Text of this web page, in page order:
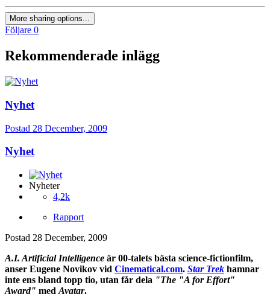
More sharing options...
Följare 0
Rekommenderade inlägg
Nyhet
Postad 28 December, 2009
Nyhet
Nyheter
4,2k
Rapport
Postad 28 December, 2009
A.I. Artificial Intelligence är 00-talets bästa science-fictionfilm,
anser Eugene Novikov vid Cinematical.com. Star Trek hamnar
inte ens bland topp tio, utan får dela "The "A for Effort"
Award" med Avatar.